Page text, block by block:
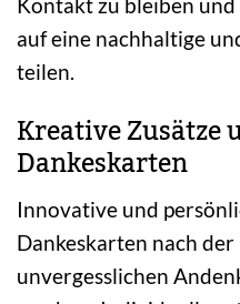
auf eine nachhaltige
teilen.
Kreative
Dankeskarten
Innovative und
Dankeskarten nach
unvergesslichen